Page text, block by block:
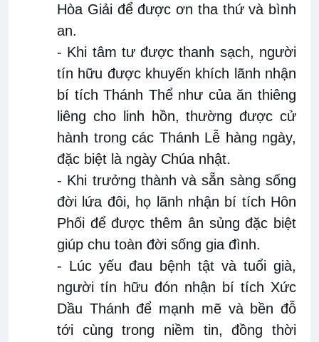
Hòa Giải để được ơn tha thứ và bình
an.
- Khi tâm tư được thanh sạch, người
tín hữu được khuyến khích lãnh nhận
bí tích Thánh Thể như của ăn thiêng
liêng cho linh hồn, thường được cử
hành trong các Thánh Lễ hàng ngày,
đặc biệt là ngày Chúa nhật.
- Khi trưởng thành và sẵn sàng sống
đời lứa đôi, họ lãnh nhận bí tích Hôn
Phối để được thêm ân sủng đặc biệt
giúp chu toàn đời sống gia đình.
- Lúc yếu đau bệnh tật và tuổi già,
người tín hữu đón nhận bí tích Xức
Dầu Thánh để mạnh mẽ và bền đỗ
tới cùng trong niềm tin, đồng thời